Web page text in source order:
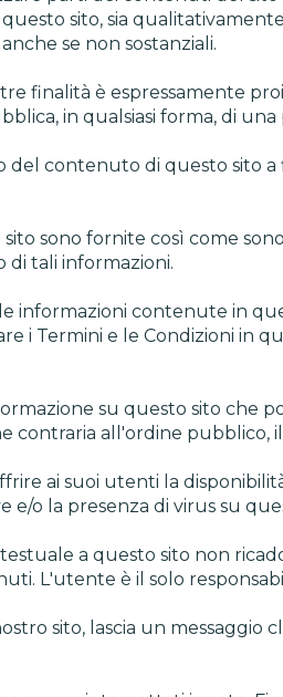
sito, sia
se non sostanziali.
finalità è espressamente
in qualsiasi forma, di
contenuto di questo sito a
sono fornite così come
di tali informazioni.
informazioni contenute in
i Termini e le Condizioni in
su questo sito che
contraria all'ordine pubblico,
ai suoi utenti la
o la presenza di virus su
a questo sito non
L'utente è il solo
sito, lascia un messaggio